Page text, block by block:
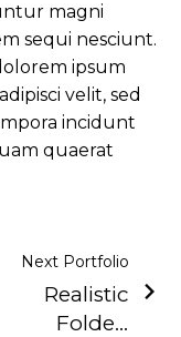
magni
sequi nesciunt.
ipsum
velit, sed
incidunt
quaerat
Next Portfolio
Realistic
Folded